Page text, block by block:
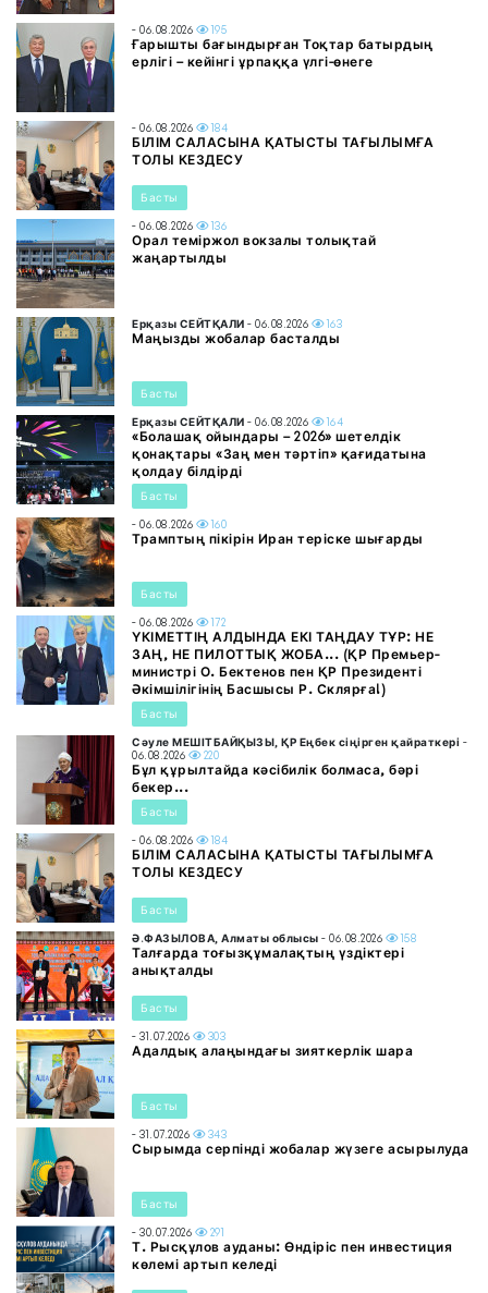
- 06.08.2026 195
Ғарышты бағындырған Тоқтар батырдың
ерлігі – кейінгі ұрпаққа үлгі-өнеге
- 06.08.2026 184
БІЛІМ САЛАСЫНА ҚАТЫСТЫ ТАҒЫЛЫМҒА
ТОЛЫ КЕЗДЕСУ
Басты
- 06.08.2026 136
Орал теміржол вокзалы толықтай
жаңартылды
Ерқазы СЕЙТҚАЛИ - 06.08.2026 163
Маңызды жобалар басталды
Басты
Ерқазы СЕЙТҚАЛИ - 06.08.2026 164
«Болашақ ойындары – 2026» шетелдік
қонақтары «Заң мен тәртіп» қағидатына
қолдау білдірді
Басты
- 06.08.2026 160
Трамптың пікірін Иран теріске шығарды
Басты
- 06.08.2026 172
ҮКІМЕТТІҢ АЛДЫНДА ЕКІ ТАҢДАУ ТҰР: НЕ
ЗАҢ, НЕ ПИЛОТТЫҚ ЖОБА... (ҚР Премьер-
министрі О. Бектенов пен ҚР Президенті
Әкімшілігінің Басшысы Р. Склярға!)
Басты
Сәуле МЕШІТБАЙҚЫЗЫ, ҚР Еңбек сіңірген қайраткері -
06.08.2026
220
Бұл құрылтайда кәсібилік болмаса, бәрі
бекер...
Басты
- 06.08.2026 184
БІЛІМ САЛАСЫНА ҚАТЫСТЫ ТАҒЫЛЫМҒА
ТОЛЫ КЕЗДЕСУ
Басты
Ә.ФАЗЫЛОВА, Алматы облысы - 06.08.2026 158
Талғарда тоғызқұмалақтың үздіктері
анықталды
Басты
- 31.07.2026 303
Адалдық алаңындағы зияткерлік шара
Басты
- 31.07.2026 343
Сырымда серпінді жобалар жүзеге асырылуда
Басты
- 30.07.2026 291
Т. Рысқұлов ауданы: Өндіріс пен инвестиция
көлемі артып келеді